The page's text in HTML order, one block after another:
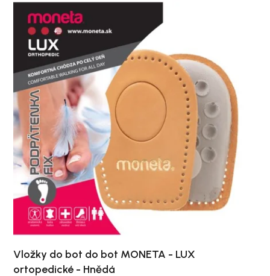
Vložky do bot do bot MONETA - LUX
ortopedické - Hnědá